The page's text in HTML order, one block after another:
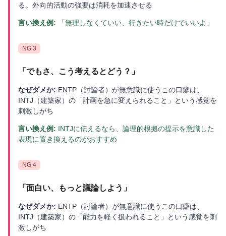
る。外向的活動の強要は消耗を加速させる
言い換え例: 「無理しなくていい、行きたい時だけでいいよ」
NG 3
「 でもさ、こう考えるとどう？ 」
なぜダメか: ENTP（討論者）が無意識に使うこの口癖は、
INTJ（建築家）の「計画を急に変えられること」という感覚を
刺激しがち
言い換え例: INTJに伝えるなら、論理的根拠の提示を意識した
表現に置き換えるのがおすすめ
NG 4
「 面白い、もっと議論しよう 」
なぜダメか: ENTP（討論者）が無意識に使うこの口癖は、
INTJ（建築家）の「能力を軽く扱われること」という感覚を刺
激しがち